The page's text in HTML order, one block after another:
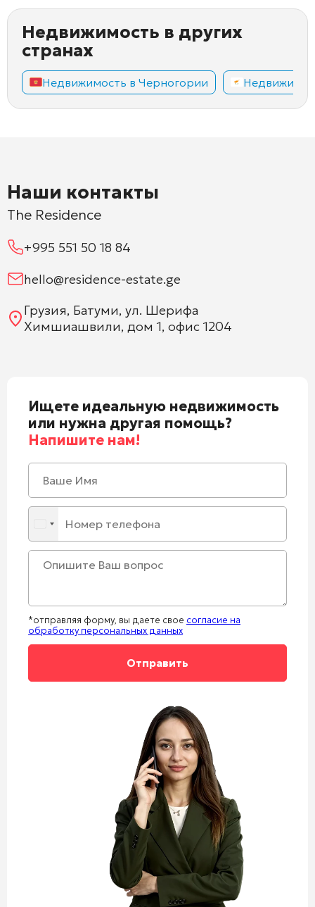
Недвижимость в других
странах
Недвижимость в Черногории
Наши контакты
The Residence
+995 551 50 18 84
hello@residence-estate.ge
Грузия, Батуми, ул. Шерифа
Химшиашвили, дом 1, офис 1204
Ищете идеальную недвижимость
или нужна другая помощь?
Напишите нам!
*отправляя форму, вы даете свое согласие на
обработку персональных данных